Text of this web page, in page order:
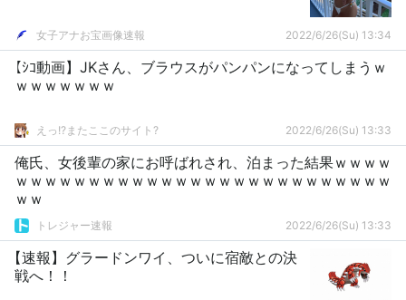
女子アナお宝画像速報 2022/6/26(Su) 13:34
【ｼｺ動画】JKさん、ブラウスがパンパンになってしまうｗ
ｗｗｗｗｗｗｗ
えっ!?またここのサイト? 2022/6/26(Su) 13:33
俺氏、女後輩の家にお呼ばれされ、泊まった結果ｗｗｗｗ
ｗｗｗｗｗｗｗｗｗｗｗｗｗｗｗｗｗｗｗｗｗｗｗｗｗｗ
ｗｗ
トレジャー速報 2022/6/26(Su) 13:33
【速報】グラードンワイ、ついに宿敵との決
戦へ！！